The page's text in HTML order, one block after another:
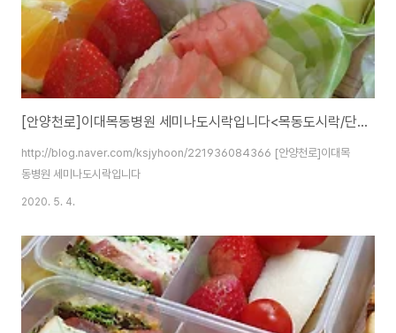
[안양천로]이대목동병원 세미나도시락입니다<목동도시락/단체도시락/도시락케이터링:원스피크닉>
http://blog.naver.com/ksjyhoon/221936084366 [안양천로]이대목
동병원 세미나도시락입니다
2020. 5. 4.